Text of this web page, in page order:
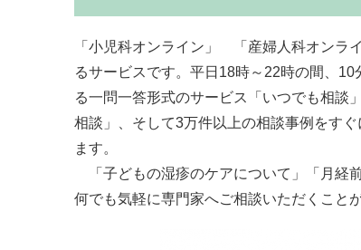
「小児科オンライン」 「産婦人科オンラ
るサービスです。平日18時～22時の間、
る一問一答形式のサービス「いつでも相談
相談」、そして3万件以上の相談事例をす
ます。
「子どもの湿疹のケアについて」「月経
何でも気軽に専門家へご相談いただくこと